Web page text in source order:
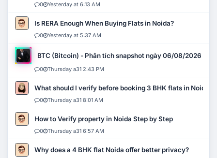
0 Yesterday at 6:13 AM
Is RERA Enough When Buying Flats in Noida?
0 Yesterday at 5:37 AM
BTC (Bitcoin) - Phân tích snapshot ngày 06/08/2026
0 Thursday a31 2:43 PM
What should I verify before booking 3 BHK flats in Noida?
0 Thursday a31 8:01 AM
How to Verify property in Noida Step by Step
0 Thursday a31 6:57 AM
Why does a 4 BHK flat Noida offer better privacy?